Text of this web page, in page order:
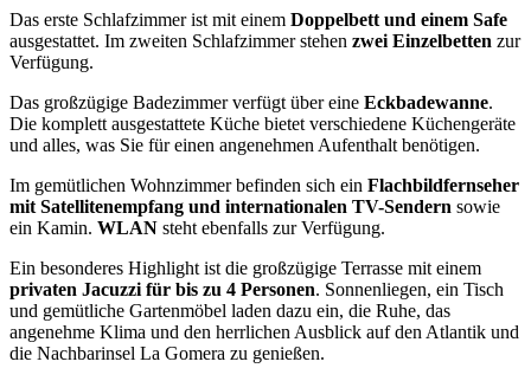
Das erste Schlafzimmer ist mit einem Doppelbett und einem Safe
ausgestattet. Im zweiten Schlafzimmer stehen zwei Einzelbetten zur
Verfügung.
Das großzügige Badezimmer verfügt über eine Eckbadewanne.
Die komplett ausgestattete Küche bietet verschiedene Küchengeräte
und alles, was Sie für einen angenehmen Aufenthalt benötigen.
Im gemütlichen Wohnzimmer befinden sich ein Flachbildfernseher
mit Satellitenempfang und internationalen TV-Sendern sowie
ein Kamin. WLAN steht ebenfalls zur Verfügung.
Ein besonderes Highlight ist die großzügige Terrasse mit einem
privaten Jacuzzi für bis zu 4 Personen. Sonnenliegen, ein Tisch
und gemütliche Gartenmöbel laden dazu ein, die Ruhe, das
angenehme Klima und den herrlichen Ausblick auf den Atlantik und
die Nachbarinsel La Gomera zu genießen.